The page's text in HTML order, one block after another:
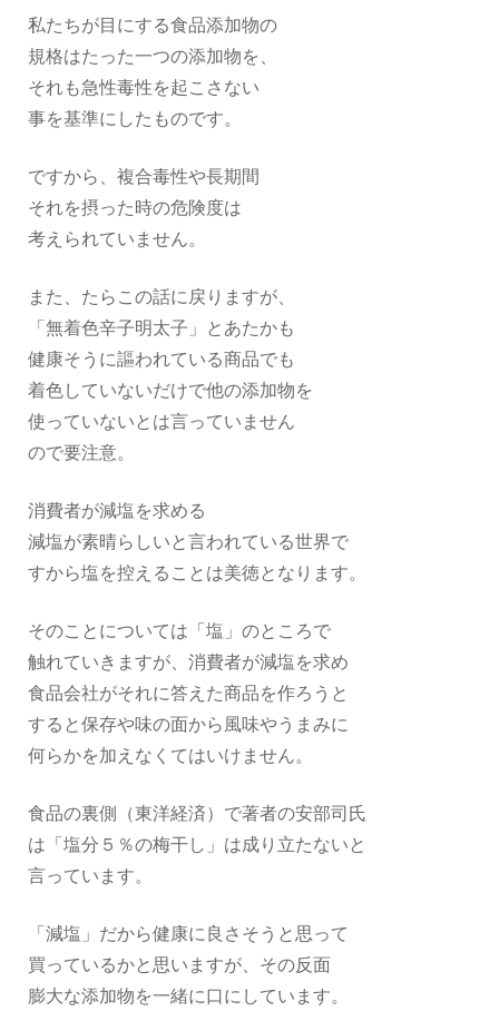
私たちが目にする食品添加物の
規格はたった一つの添加物を、
それも急性毒性を起こさない
事を基準にしたものです。
ですから、複合毒性や長期間
それを摂った時の危険度は
考えられていません。
また、たらこの話に戻りますが、
「無着色辛子明太子」とあたかも
健康そうに謳われている商品でも
着色していないだけで他の添加物を
使っていないとは言っていません
ので要注意。
消費者が減塩を求める
減塩が素晴らしいと言われている世界で
すから塩を控えることは美徳となります。
そのことについては「塩」のところで
触れていきますが、消費者が減塩を求め
食品会社がそれに答えた商品を作ろうと
すると保存や味の面から風味やうまみに
何らかを加えなくてはいけません。
食品の裏側（東洋経済）で著者の安部司氏
は「塩分５％の梅干し」は成り立たないと
言っています。
「減塩」だから健康に良さそうと思って
買っているかと思いますが、その反面
膨大な添加物を一緒に口にしています。